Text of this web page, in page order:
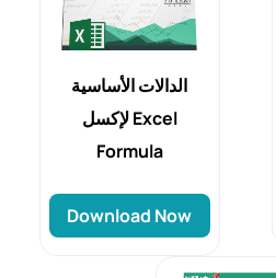
الدالات الأساسية
لإكسل Excel
Formula
Download Now